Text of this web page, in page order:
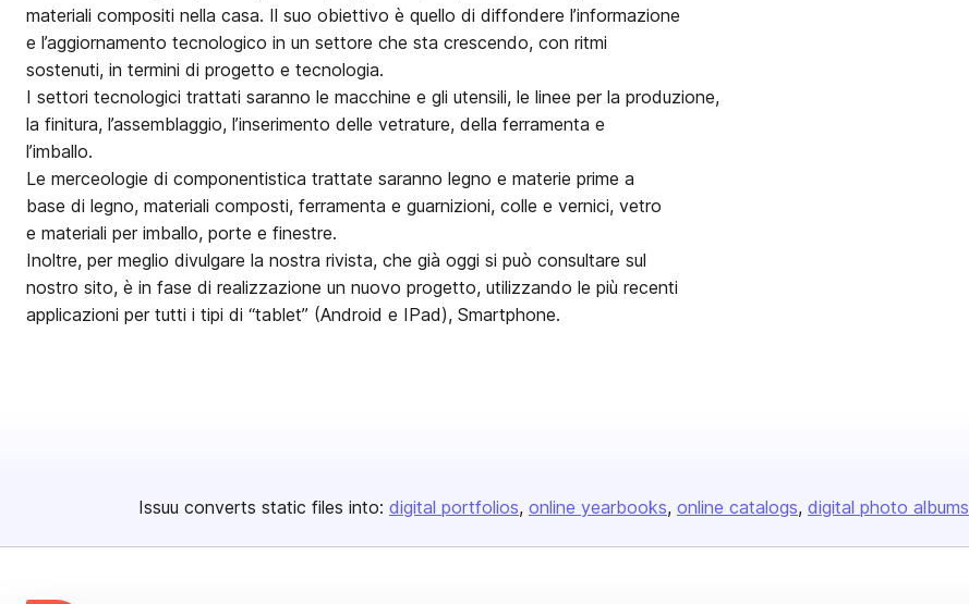
materiali compositi nella casa. Il suo obiettivo è quello di diffondere l’informazione
e l’aggiornamento tecnologico in un settore che sta crescendo, con ritmi
sostenuti, in termini di progetto e tecnologia.
I settori tecnologici trattati saranno le macchine e gli utensili, le linee per la produzione,
la finitura, l’assemblaggio, l’inserimento delle vetrature, della ferramenta e
l’imballo.
Le merceologie di componentistica trattate saranno legno e materie prime a
base di legno, materiali composti, ferramenta e guarnizioni, colle e vernici, vetro
e materiali per imballo, porte e finestre.
Inoltre, per meglio divulgare la nostra rivista, che già oggi si può consultare sul
nostro sito, è in fase di realizzazione un nuovo progetto, utilizzando le più recenti
applicazioni per tutti i tipi di “tablet” (Android e IPad), Smartphone.
Issuu converts static files into: digital portfolios online yearbooks online catalogs digital photo albums